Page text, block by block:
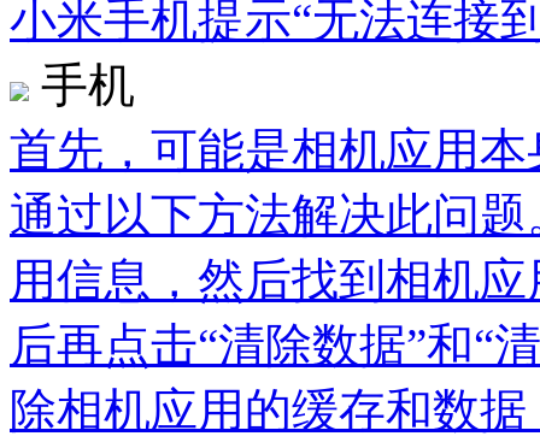
小米手机提示“无法连接
手机
首先，可能是相机应用
通过以下方法解决此问
用信息，然后找到相机
后再点击“清除数据”和“
除相机应用的缓存和数